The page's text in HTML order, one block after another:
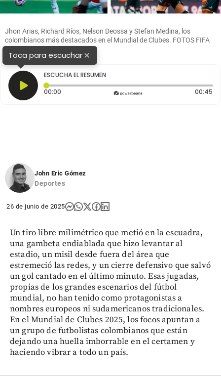
Jhon Arias, Richard Ríos, Nelson Deossa y Stefan Medina, los
colombianos más destacados en el Mundial de Clubes. FOTOS FIFA
Toca para escuchar×
ESCUCHA EL RESUMEN
00:00 Tiempo transcurrido: 0 segundos 00:45
John Eric Gómez
Deportes
26 de junio de 2025
Un tiro libre milimétrico que metió en la escuadra,
una gambeta endiablada que hizo levantar al
estadio, un misil desde fuera del área que
estremeció las redes, y un cierre defensivo que salvó
un gol cantado en el último minuto. Esas jugadas,
propias de los grandes escenarios del fútbol
mundial, no han tenido como protagonistas a
nombres europeos ni sudamericanos tradicionales.
En el Mundial de Clubes 2025, los focos apuntan a
un grupo de futbolistas colombianos que están
dejando una huella imborrable en el certamen y
haciendo vibrar a todo un país.